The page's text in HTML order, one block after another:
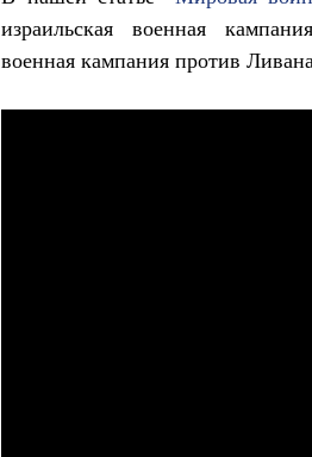
израильская военная
военная кампания против